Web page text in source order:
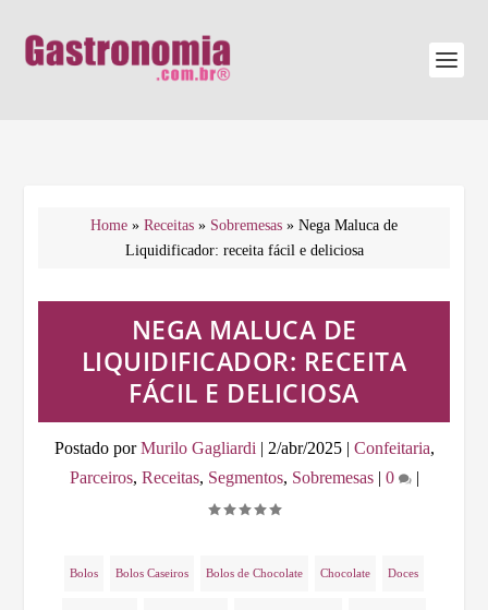
Home » Receitas » Sobremesas » Nega Maluca de
Liquidificador: receita fácil e deliciosa
NEGA MALUCA DE
LIQUIDIFICADOR: RECEITA
FÁCIL E DELICIOSA
Postado porMurilo Gagliardi | 2/abr/2025| Confeitaria,
Parceiros, Receitas, Segmentos, Sobremesas| 0 |
Bolos Bolos Caseiros Bolos de Chocolate Chocolate Doces